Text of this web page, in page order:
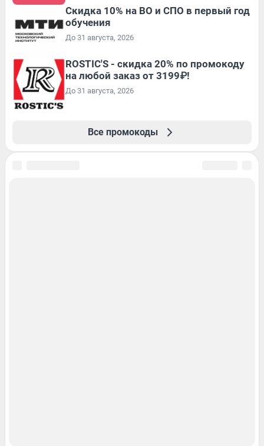
Скидка 10% на ВО и СПО в первый год
обучения
До 31 августа, 2026
ROSTIC'S - скидка 20% по промокоду
на любой заказ от 3199₽!
До 31 августа, 2026
Все промокоды